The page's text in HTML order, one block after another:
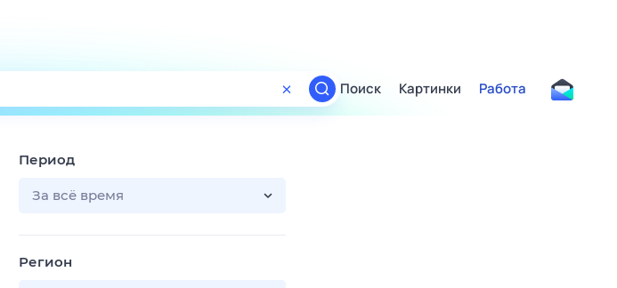
Поиск
ТВ-программа
Поиск Картинки Работа
Период
За всё время
Регион